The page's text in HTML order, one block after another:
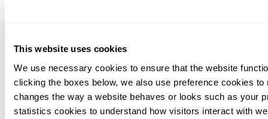
This website uses cookies
We use necessary cookies to ensure that the website
clicking the boxes below, we also use preference cookies
changes the way a website behaves or looks such as your
statistics cookies to understand how visitors interact with